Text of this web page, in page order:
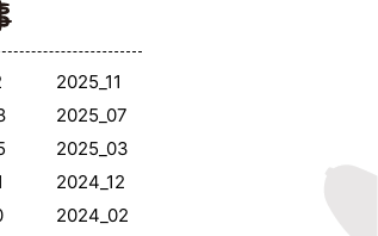
2025_11
2025_07
2025_03
2024_12
2024_02